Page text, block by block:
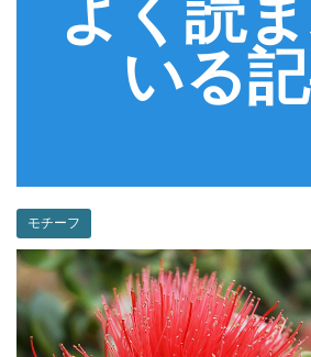
よく読
いる
モチーフ